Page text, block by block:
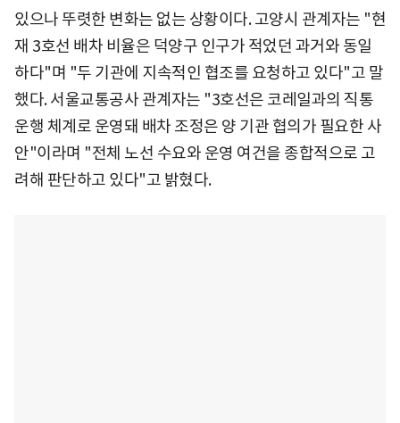
있으나 뚜렷한 변화는 없는 상황이다. 고양시 관계자는 "현
재 3호선 배차 비율은 덕양구 인구가 적었던 과거와 동일
하다"며 "두 기관에 지속적인 협조를 요청하고 있다"고 말
했다. 서울교통공사 관계자는 "3호선은 코레일과의 직통
운행 체계로 운영돼 배차 조정은 양 기관 협의가 필요한 사
안"이라며 "전체 노선 수요와 운영 여건을 종합적으로 고
려해 판단하고 있다"고 밝혔다.